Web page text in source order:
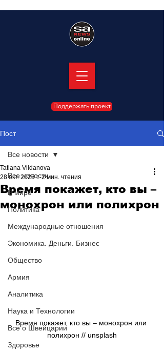
Поддержать проект
Пост
Все новости
В мире
Политика
Международные отношения
Экономика. Деньги. Бизнес
Общество
Армия
Аналитика
Наука и Технологии
Все о Швейцарии
Здоровье
Все новости
Время покажет, кто вы –
монохрон или полихрон
Tatiana Vildanova
28 окт. 2025 г. 2 мин. чтения
Время покажет, кто вы – монохрон или
полихрон // unsplash